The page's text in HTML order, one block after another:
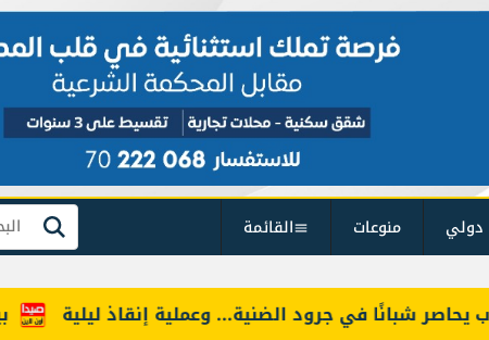
دولي منوعات القائمة بحث
بين شبانًا في جرود الضنية... وعملية إنقاذ ليلية